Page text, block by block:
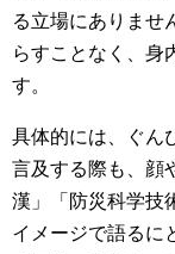
る立場にありませ
らすことなく、身
す。
具体的には、ぐん
言及する際も、顔
漢」「防災科学技
イメージで語るに